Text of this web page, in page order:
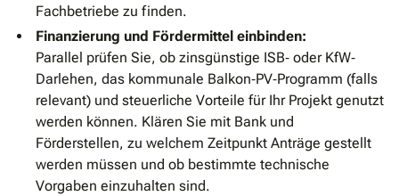
Fachbetriebe zu finden.
Finanzierung und Fördermittel einbinden:
Parallel prüfen Sie, ob zinsgünstige ISB‐ oder KfW‐
Darlehen, das kommunale Balkon‐PV‐Programm (falls
relevant) und steuerliche Vorteile für Ihr Projekt genutzt
werden können. Klären Sie mit Bank und
Förderstellen, zu welchem Zeitpunkt Anträge gestellt
werden müssen und ob bestimmte technische
Vorgaben einzuhalten sind.